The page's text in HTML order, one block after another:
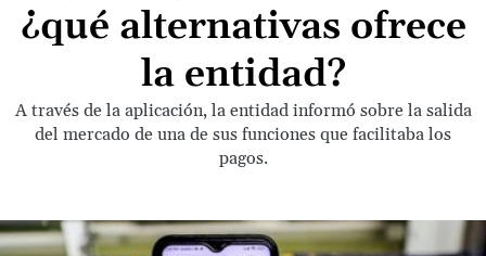
¿qué alternativas ofrece
la entidad?
A través de la aplicación, la entidad informó sobre la salida
del mercado de una de sus funciones que facilitaba los
pagos.